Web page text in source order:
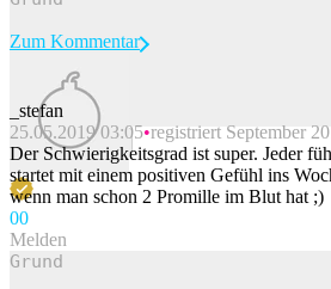
Beitrag melden
Zum Kommentar
_stefan
25.05.2019 03:05 registriert September
Der Schwierigkeitsgrad ist super. Jeder
startet mit einem positiven Gefühl ins
wenn man schon 2 Promille im Blut hat ;)
00
Melden